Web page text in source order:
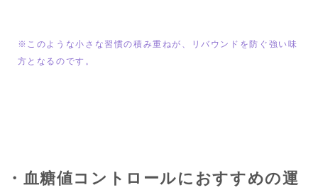
※このような小さな習慣の積み重ねが、リバウンドを防ぐ強い味
方となるのです。
・血糖値コントロールにおすすめの運